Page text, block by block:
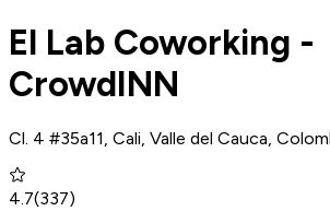
El Lab Coworking -
CrowdINN
Cl. 4 #35a11, Cali, Valle del Cauca,
4.7(337)